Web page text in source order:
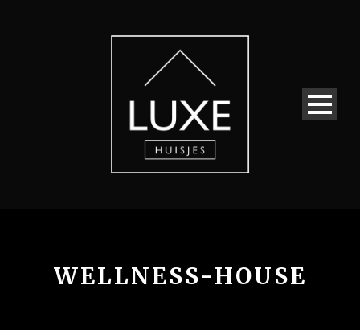
WELLNESS-HOUSE